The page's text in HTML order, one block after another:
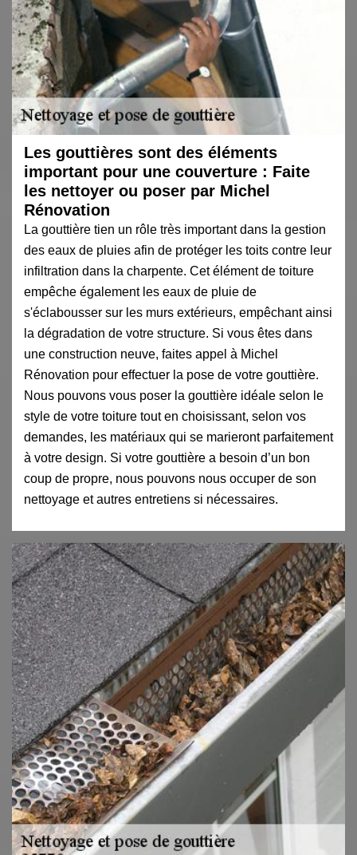
Les gouttières sont des éléments
important pour une couverture : Faite
les nettoyer ou poser par Michel
Rénovation
La gouttière tien un rôle très important dans la gestion
des eaux de pluies afin de protéger les toits contre leur
infiltration dans la charpente. Cet élément de toiture
empêche également les eaux de pluie de
s'éclabousser sur les murs extérieurs, empêchant ainsi
la dégradation de votre structure. Si vous êtes dans
une construction neuve, faites appel à Michel
Rénovation pour effectuer la pose de votre gouttière.
Nous pouvons vous poser la gouttière idéale selon le
style de votre toiture tout en choisissant, selon vos
demandes, les matériaux qui se marieront parfaitement
à votre design. Si votre gouttière a besoin d’un bon
coup de propre, nous pouvons nous occuper de son
nettoyage et autres entretiens si nécessaires.